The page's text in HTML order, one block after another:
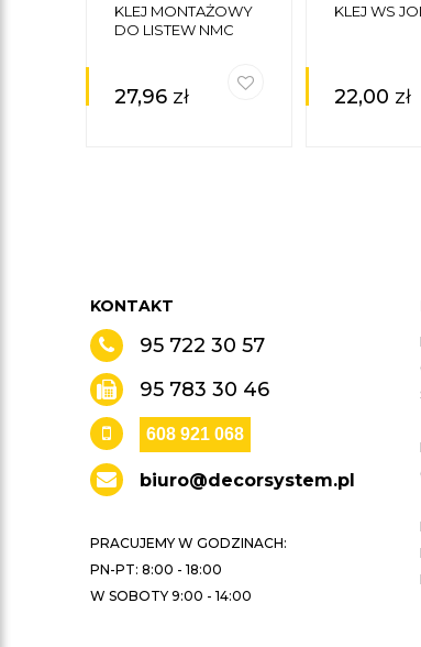
KLEJ MONTAŻOWY
DO LISTEW NMC
27,96 zł
KLEJ WS
22,00 zł
KONTAKT
95 722 30 57
95 783 30 46
608 921 068
biuro@decorsystem.pl
PRACUJEMY W GODZINACH:
PN-PT: 8:00 - 18:00
W SOBOTY 9:00 - 14:00